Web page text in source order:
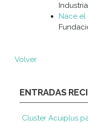
Nace el
Volver
ENTRADAS
Cluster Acuiplus